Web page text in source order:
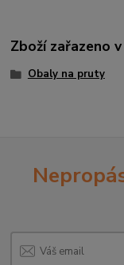
Zboží zařazeno
Obaly na pruty